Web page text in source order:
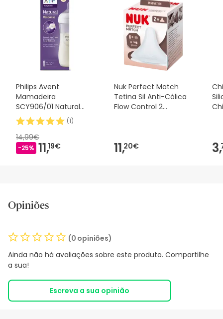
Philips Avent
Mamadeira
SCY906/01 Natural
Response 330ml
(1)
14,99€
-25% 11,19€
Nuk Perfect Match
Tetina Sil Anti-Cólica
Flow Control 2
11,20€ 3,
Opiniões
(0 opiniões)
Ainda não há avaliações sobre este produto. Compartilhe
a sua!
Escreva a sua opinião